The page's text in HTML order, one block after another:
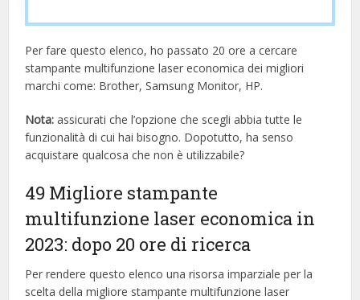
Per fare questo elenco, ho passato 20 ore a cercare
stampante multifunzione laser economica dei migliori
marchi come: Brother, Samsung Monitor, HP.
Nota: assicurati che l’opzione che scegli abbia tutte le
funzionalità di cui hai bisogno. Dopotutto, ha senso
acquistare qualcosa che non è utilizzabile?
49 Migliore stampante
multifunzione laser economica in
2023: dopo 20 ore di ricerca
Per rendere questo elenco una risorsa imparziale per la
scelta della migliore stampante multifunzione laser